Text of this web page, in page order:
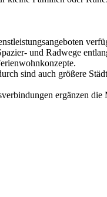
und Radwege
sind auch größere
ergänzen